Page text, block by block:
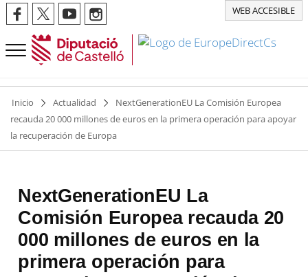
WEB ACCESIBLE
Inicio Actualidad
NextGenerationEU La Comisión Europea
recauda 20 000 millones de euros en la primera operación para apoyar
la recuperación de Europa
NextGenerationEU La
Comisión Europea recauda 20
000 millones de euros en la
primera operación para